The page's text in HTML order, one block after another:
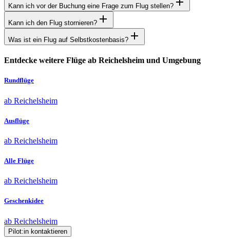
Kann ich vor der Buchung eine Frage zum Flug stellen?
Kann ich den Flug stornieren?
Was ist ein Flug auf Selbstkostenbasis?
Entdecke weitere Flüge ab Reichelsheim und Umgebung
Rundflüge
ab Reichelsheim
Ausflüge
ab Reichelsheim
Alle Flüge
ab Reichelsheim
Geschenkidee
ab Reichelsheim
Pilot:in kontaktieren